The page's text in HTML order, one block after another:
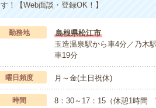
す！【Web面談・登録OK！】
勤務地
島根県松江市
玉造温泉駅から車4分／乃木
車19分
曜日頻度 月～金(土日祝休)
時間 8：30～17：15（休憩1時間